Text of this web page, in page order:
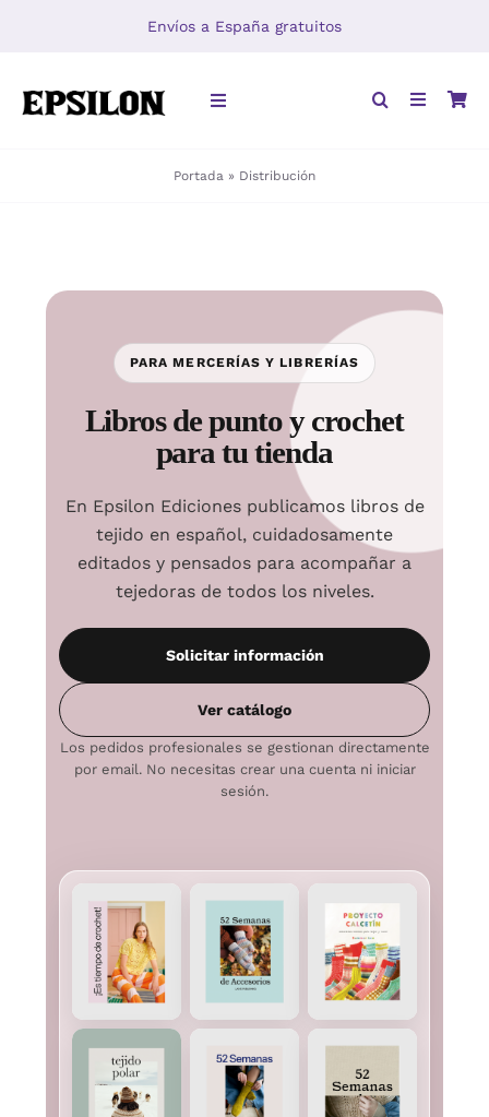
Envíos a España gratuitos
Toggle
DISTRIBUCIÓN
Portada » Distribución
PARA MERCERÍAS Y LIBRERÍAS
Libros de punto y crochet
para tu tienda
En Epsilon Ediciones publicamos libros de
tejido en español, cuidadosamente
editados y pensados para acompañar a
tejedoras de todos los niveles.
Solicitar información
Ver catálogo
Los pedidos profesionales se gestionan directamente
por email. No necesitas crear una cuenta ni iniciar
sesión.